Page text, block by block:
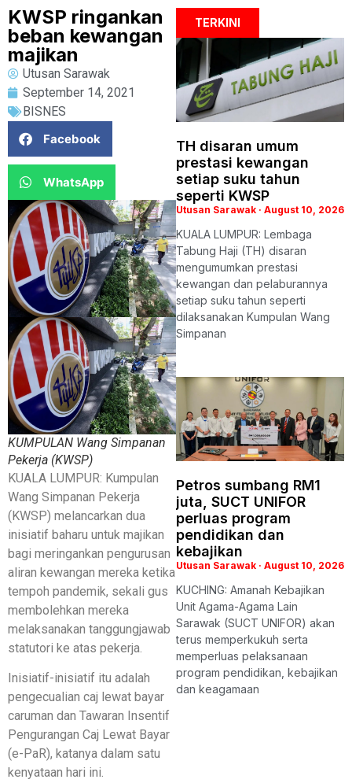
KWSP ringankan
beban kewangan
majikan
Utusan Sarawak
September 14, 2021
BISNES
Facebook
WhatsApp
KUMPULAN Wang Simpanan
Pekerja (KWSP)
KUALA LUMPUR: Kumpulan
Wang Simpanan Pekerja
(KWSP) melancarkan dua
inisiatif baharu untuk majikan
bagi meringankan pengurusan
aliran kewangan mereka ketika
tempoh pandemik, sekali gus
membolehkan mereka
melaksanakan tanggungjawab
statutori ke atas pekerja.
Inisiatif-inisiatif itu adalah
pengecualian caj lewat bayar
caruman dan Tawaran Insentif
Pengurangan Caj Lewat Bayar
(e-PaR), katanya dalam satu
kenyataan hari ini.
TERKINI
TH disaran umum
prestasi kewangan
setiap suku tahun
seperti KWSP
Utusan Sarawak August 10, 2026
KUALA LUMPUR: Lembaga
Tabung Haji (TH) disaran
mengumumkan prestasi
kewangan dan pelaburannya
setiap suku tahun seperti
dilaksanakan Kumpulan Wang
Simpanan
Petros sumbang RM1
juta, SUCT UNIFOR
perluas program
pendidikan dan
kebajikan
Utusan Sarawak August 10, 2026
KUCHING: Amanah Kebajikan
Unit Agama-Agama Lain
Sarawak (SUCT UNIFOR) akan
terus memperkukuh serta
memperluas pelaksanaan
program pendidikan, kebajikan
dan keagamaan